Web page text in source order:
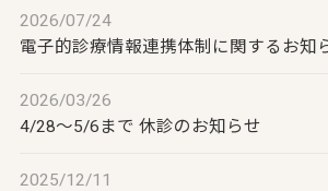
2026/07/24
電子的診療情報連携体制に関するお知
2026/03/26
4/28～5/6まで 休診のお知らせ
2025/12/11